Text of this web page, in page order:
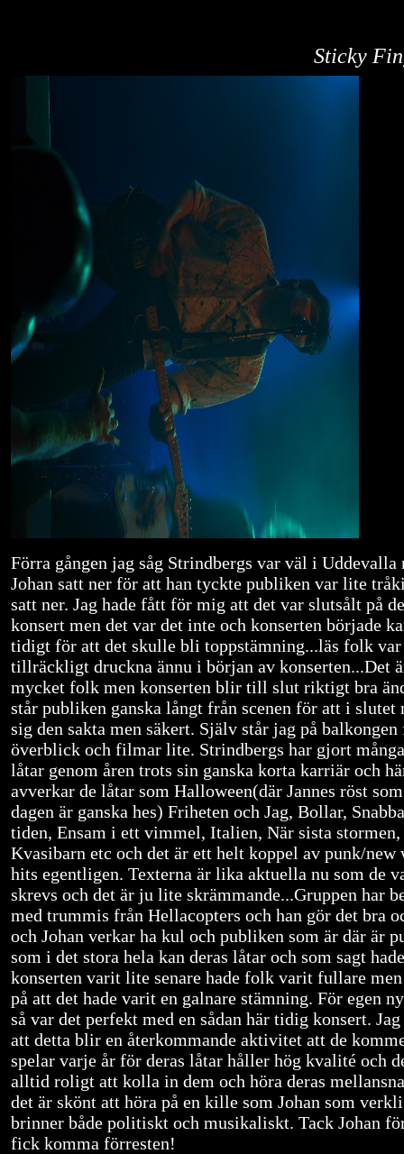
Sticky
Förra gången jag såg Strindbergs var väl i Uddevalla
Johan satt ner för att han tyckte publiken var lite
satt ner. Jag hade fått för mig att det var slutsålt på
konsert men det var det inte och konserten började
tidigt för att det skulle bli toppstämning...läs folk
tillräckligt druckna ännu i början av konserten...Det
mycket folk men konserten blir till slut riktigt bra
står publiken ganska långt från scenen för att i slutet
sig den sakta men säkert. Själv står jag på
överblick och filmar lite. Strindbergs har gjort
låtar genom åren trots sin ganska korta karriär och
avverkar de låtar som Halloween(där Jannes röst
dagen är ganska hes) Friheten och Jag, Bollar,
tiden, Ensam i ett vimmel, Italien, När sista stormen,
Kvasibarn etc och det är ett helt koppel av punk/new
hits egentligen. Texterna är lika aktuella nu som de
skrevs och det är ju lite skrämmande...Gruppen har
med trummis från Hellacopters och han gör det bra
och Johan verkar ha kul och publiken som är där är
som i det stora hela kan deras låtar och som sagt hade
konserten varit lite senare hade folk varit fullare
på att det hade varit en galnare stämning. För egen
så var det perfekt med en sådan här tidig konsert. Jag
att detta blir en återkommande aktivitet att de
spelar varje år för deras låtar håller hög kvalité och
alltid roligt att kolla in dem och höra deras
det är skönt att höra på en kille som Johan som
brinner både politiskt och musikaliskt. Tack Johan
fick komma förresten!